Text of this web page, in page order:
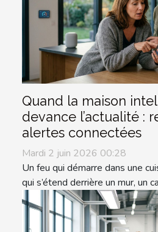
Quand la maison
devance l’actualité :
alertes connectées
Mardi 2 juin 2026 00:28
Un feu qui démarre dans une
qui s’étend derrière un mur, un